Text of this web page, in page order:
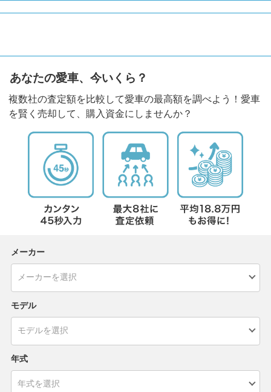
あなたの愛車、今いくら？
複数社の査定額を比較して愛車の最高額を調べよう！愛車
を賢く売却して、購入資金にしませんか？
メーカー
モデル
年式